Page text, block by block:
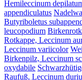
Hemileccinum
appendiculatus
Butyriboletus
leucopodium
Rotkappe, Leccinum
Leccinum variicolor
Birkenpilz, Leccinum
oxydabile
Raufuß, Leccinum